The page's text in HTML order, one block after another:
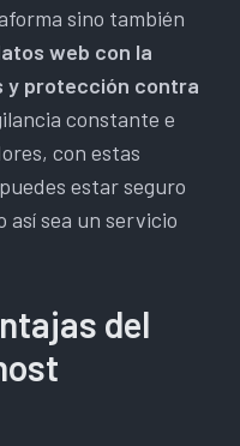
sino también
web con la
y protección contra
constante e
con estas
estar seguro
sea un servicio
del